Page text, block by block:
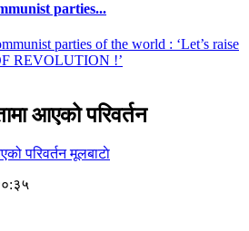
parties...
आएको परिवर्तन
मूलबाटाे